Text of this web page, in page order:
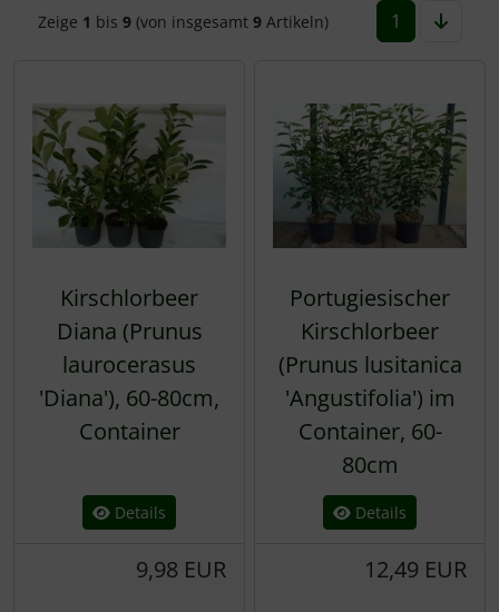
Zeige 1 bis 9(von insgesamt 9Artikeln) 1
Kirschlorbeer
Diana (Prunus
laurocerasus
'Diana'), 60-80cm,
Container
Details
9,98 EUR
Portugiesischer
Kirschlorbeer
(Prunus lusitanica
'Angustifolia') im
Container, 60-
80cm
Details
12,49 EUR